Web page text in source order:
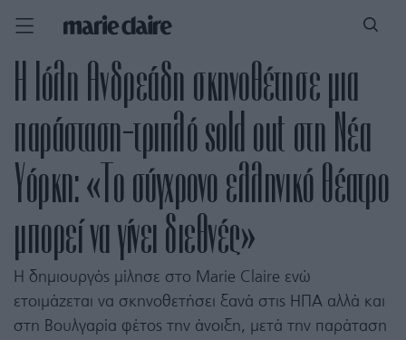
Η Ιόλη Ανδρεάδη σκηνοθέτησε μια
παράσταση-τριπλό sold out στη Νέα
Υόρκη: «Το σύγχρονο ελληνικό θέατρο
μπορεί να γίνει διεθνές»
Η δημιουργός μίλησε στο Marie Claire ενώ
ετοιμάζεται να σκηνοθετήσει ξανά στις ΗΠΑ αλλά και
στη Βουλγαρία φέτος την άνοιξη, μετά την παράταση